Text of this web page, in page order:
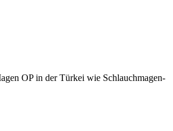
OP in der Türkei wie Schlauchmagen-